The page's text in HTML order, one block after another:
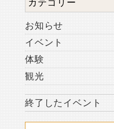
カテゴリー
お知らせ
イベント
体験
観光
終了したイベント